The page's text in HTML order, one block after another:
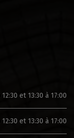
et 13:30 à 17:00
et 13:30 à 17:00